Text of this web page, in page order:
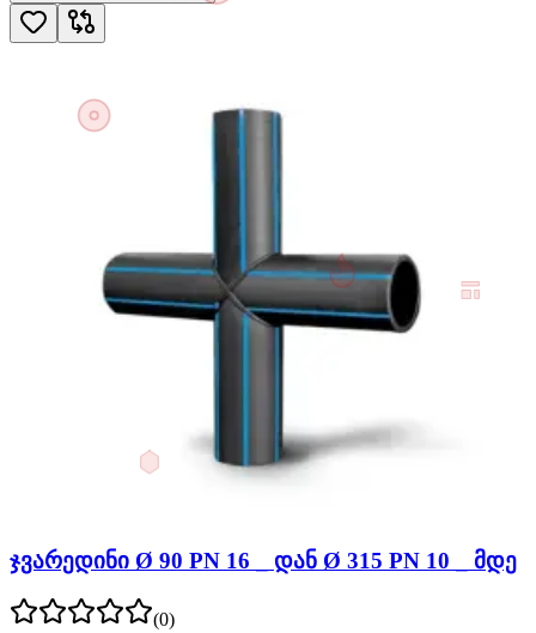
ჯვარედინი Ø 90 PN 16 _ დან Ø 315 PN 10 _ მდე
(0)